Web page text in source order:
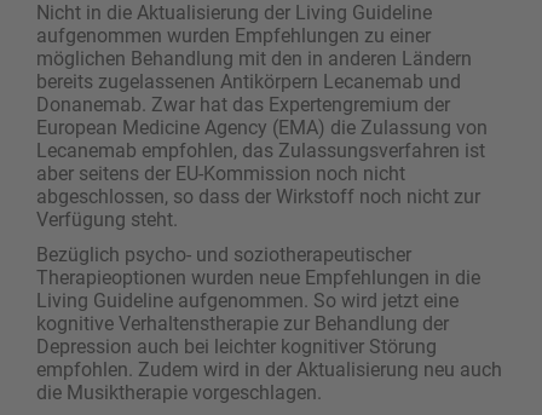
Nicht in die Aktualisierung der Living Guideline
aufgenommen wurden Empfehlungen zu einer
möglichen Behandlung mit den in anderen Ländern
bereits zugelassenen Antikörpern Lecanemab und
Donanemab. Zwar hat das Expertengremium der
European Medicine Agency (EMA) die Zulassung von
Lecanemab empfohlen, das Zulassungsverfahren ist
aber seitens der EU-Kommission noch nicht
abgeschlossen, so dass der Wirkstoff noch nicht zur
Verfügung steht.
Bezüglich psycho- und soziotherapeutischer
Therapieoptionen wurden neue Empfehlungen in die
Living Guideline aufgenommen. So wird jetzt eine
kognitive Verhaltenstherapie zur Behandlung der
Depression auch bei leichter kognitiver Störung
empfohlen. Zudem wird in der Aktualisierung neu auch
die Musiktherapie vorgeschlagen.